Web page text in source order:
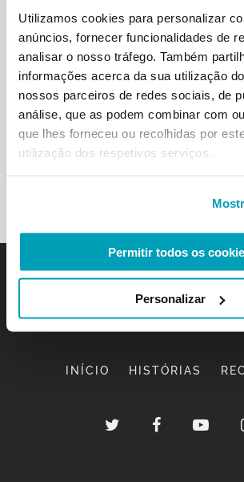
Utilizamos cookies para personalizar
anúncios, fornecer funcionalidades de
analisar o nosso tráfego. Também
informações acerca da sua utilização
nossos parceiros de redes sociais, de
análise, que as podem combinar com
que lhes forneceu ou recolhidas por
utilização dos respetivos serviços.
Permitir todos os
Personalizar
INÍCIO HISTÓRIAS